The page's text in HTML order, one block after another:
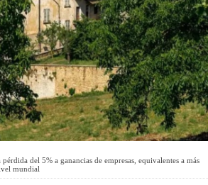
del 5% a ganancias de empresas, equivalentes a más
mundial